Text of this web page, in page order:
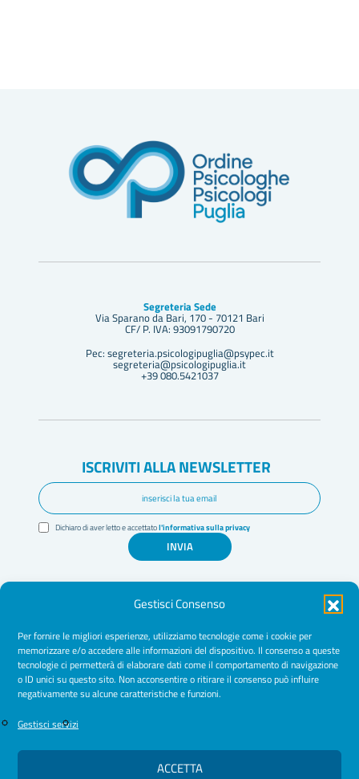
Gestisci Consenso
Per fornire le migliori esperienze, utilizziamo tecnologie come i cookie per
memorizzare e/o accedere alle informazioni del dispositivo. Il consenso a queste
tecnologie ci permetterà di elaborare dati come il comportamento di navigazione
o ID unici su questo sito. Non acconsentire o ritirare il consenso può influire
negativamente su alcune caratteristiche e funzioni.
Gestisci servizi
ACCETTA
Segreteria Sede
Via Sparano da Bari, 170 - 70121 Bari
CF/ P. IVA: 93091790720
Pec: segreteria.psicologipuglia@psypec.it
segreteria@psicologipuglia.it
+39 080.5421037
ISCRIVITI ALLA NEWSLETTER
Dichiaro di aver letto e accettatol'informativa sulla privacy
INVIA
Amministrazione Trasparente
Normative
Cookie Policy
Privacy Policy